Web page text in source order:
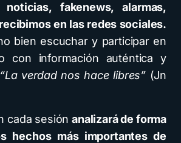
fakenews, alarmas,
en las redes sociales.
bien escuchar y participar en
con información auténtica y
“La verdad nos hace libres” (Jn
cada sesiónanalizará de forma
hechos más importantes de